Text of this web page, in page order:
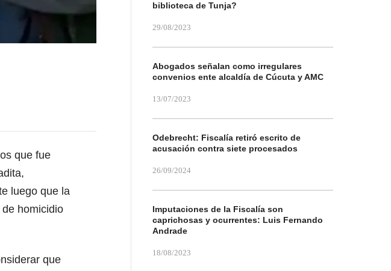
que fue
luego que la
homicidio
que
biblioteca de Tunja?
29/08/2023
Abogados señalan como irregulares
convenios ente alcaldía de Cúcuta y AMC
13/07/2023
Odebrecht: Fiscalía retiró escrito de
acusación contra siete procesados
26/09/2024
Imputaciones de la Fiscalía son
caprichosas y ocurrentes: Luis Fernando
Andrade
18/08/2023